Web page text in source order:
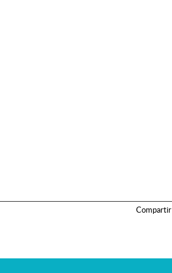
Compartir